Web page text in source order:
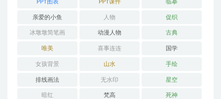
PPT图表 PPT课件 临摹
亲爱的小鱼 人物 促织
冰墩墩简笔画 动漫人物 古典
唯美 喜事连连 国学
女孩背景 山水 手绘
排线画法 无水印 星空
暗红 梵高 死神